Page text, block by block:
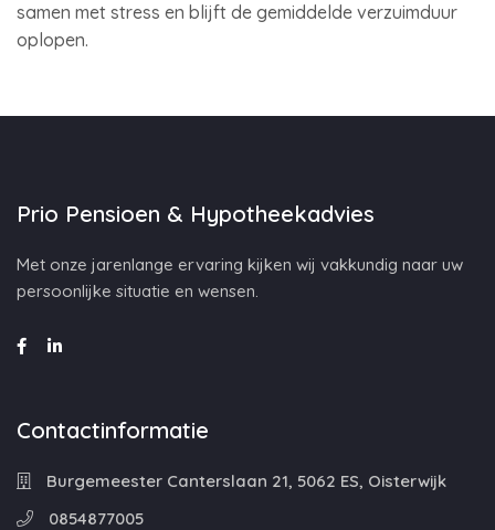
samen met stress en blijft de gemiddelde verzuimduur
oplopen.
Prio Pensioen & Hypotheekadvies
Met onze jarenlange ervaring kijken wij vakkundig naar uw
persoonlijke situatie en wensen.
Contactinformatie
Burgemeester Canterslaan 21, 5062 ES, Oisterwijk
0854877005